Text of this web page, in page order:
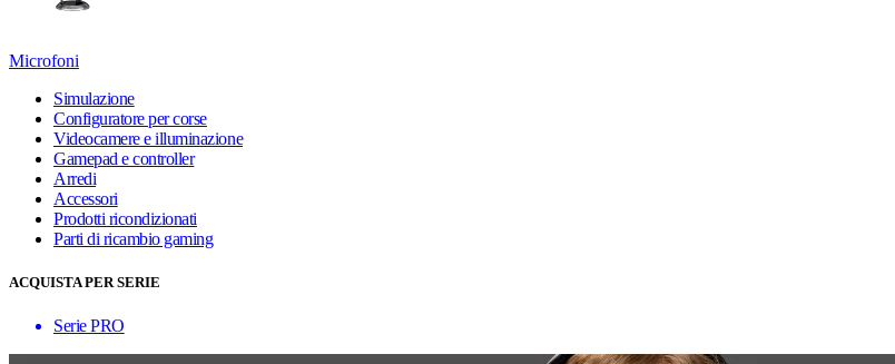
Microfoni
Simulazione
Configuratore per corse
Videocamere e illuminazione
Gamepad e controller
Arredi
Accessori
Prodotti ricondizionati
Parti di ricambio gaming
ACQUISTA PER SERIE
Serie PRO